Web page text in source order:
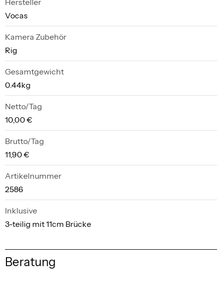
Hersteller
Vocas
Kamera Zubehör
Rig
Gesamtgewicht
0.44kg
Netto/Tag
10,00 €
Brutto/Tag
11,90 €
Artikelnummer
2586
Inklusive
3-teilig mit 11cm Brücke
Beratung